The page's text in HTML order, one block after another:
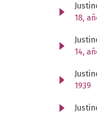
18,
14,
1939